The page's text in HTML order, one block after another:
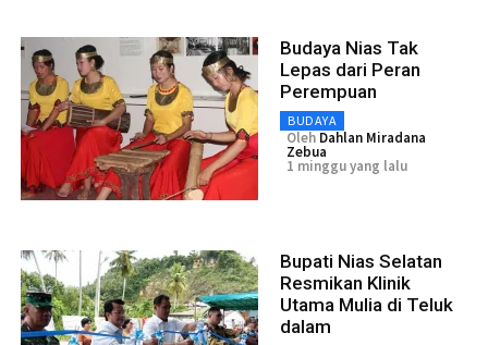
Budaya Nias Tak
Lepas dari Peran
Perempuan
BUDAYA
Oleh Dahlan Miradana
Zebua
1 minggu yang lalu
Bupati Nias Selatan
Resmikan Klinik
Utama Mulia di Teluk
dalam